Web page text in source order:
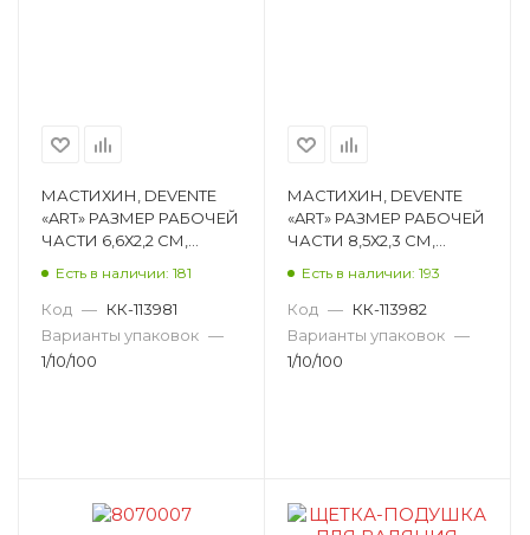
МАСТИХИН, DEVENTE
«ART» РАЗМЕР РАБОЧЕЙ
ЧАСТИ 6,6Х2,2 СМ,
Есть в наличии: 181
Код — КК-113981
Варианты упаковок —
1/10/100
МАСТИХИН, DEVENTE
«ART» РАЗМЕР РАБОЧЕЙ
ЧАСТИ 8,5Х2,3 СМ,
Есть в наличии: 193
Код — КК-113982
Варианты упаковок —
1/10/100